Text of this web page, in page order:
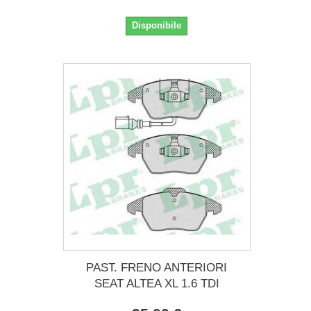
Disponibile
PAST. FRENO ANTERIORI
SEAT ALTEA XL 1.6 TDI